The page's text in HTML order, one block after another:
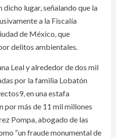
dicho lugar, señalando que la
a la Fiscalía
de México, que
delitos ambientales.
Leal y alrededor de dos mil
por la familia Lobatón
en una estafa
por más de 11 mil millones
Pompa, abogado de las
“un fraude monumental de